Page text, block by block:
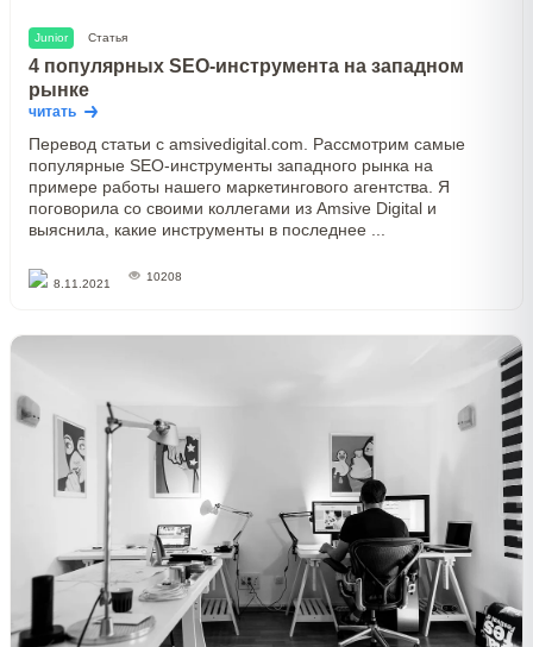
Junior Статья
4 популярных SEO-инструмента на западном
рынке
читать
Перевод статьи с amsivedigital.com. Рассмотрим самые
популярные SEO-инструменты западного рынка на
примере работы нашего маркетингового агентства. Я
поговорила со своими коллегами из Amsive Digital и
выяснила, какие инструменты в последнее ...
8.11.2021
10208